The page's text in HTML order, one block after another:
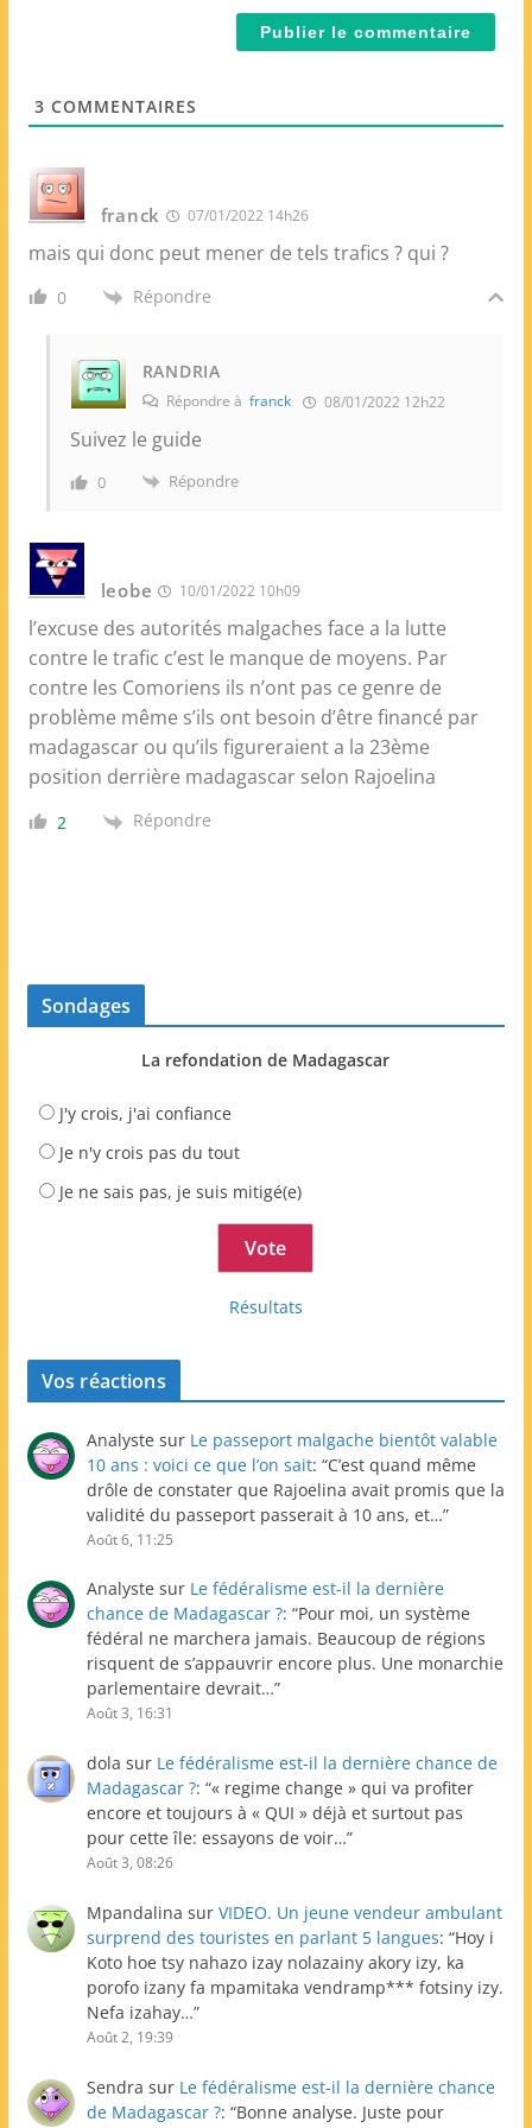
3 COMMENTAIRES
franck 07/01/2022 14h26
mais qui donc peut mener de tels trafics ? qui ?
0 Répondre
RANDRIA
Répondre à franck 08/01/2022 12h22
Suivez le guide
0 Répondre
leobe 10/01/2022 10h09
l’excuse des autorités malgaches face a la lutte
contre le trafic c’est le manque de moyens. Par
contre les Comoriens ils n’ont pas ce genre de
problème même s’ils ont besoin d’être financé par
madagascar ou qu’ils figureraient a la 23ème
position derrière madagascar selon Rajoelina
2 Répondre
Sondages
La refondation de Madagascar
J'y crois, j'ai confiance
Je n'y crois pas du tout
Je ne sais pas, je suis mitigé(e)
Résultats
Vos réactions
Analyste sur Le passeport malgache bientôt valable
10 ans : voici ce que l’on sait: “C’est quand même
drôle de constater que Rajoelina avait promis que la
validité du passeport passerait à 10 ans, et…”
Août 6, 11:25
Analyste sur Le fédéralisme est-il la dernière
chance de Madagascar ?: “Pour moi, un système
fédéral ne marchera jamais. Beaucoup de régions
risquent de s’appauvrir encore plus. Une monarchie
parlementaire devrait…”
Août 3, 16:31
dola sur Le fédéralisme est-il la dernière chance de
Madagascar ?: “« regime change » qui va profiter
encore et toujours à « QUI » déjà et surtout pas
pour cette île: essayons de voir…”
Août 3, 08:26
Mpandalina sur VIDEO. Un jeune vendeur ambulant
surprend des touristes en parlant 5 langues: “Hoy i
Koto hoe tsy nahazo izay nolazainy akory izy, ka
porofo izany fa mpamitaka vendramp*** fotsiny izy.
Nefa izahay…”
Août 2, 19:39
Sendra sur Le fédéralisme est-il la dernière chance
de Madagascar ?: “Bonne analyse. Juste pour